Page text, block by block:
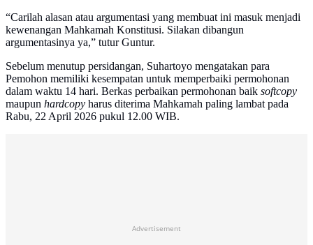
“Carilah alasan atau argumentasi yang membuat ini masuk menjadi
kewenangan Mahkamah Konstitusi. Silakan dibangun
argumentasinya ya,” tutur Guntur.
Sebelum menutup persidangan, Suhartoyo mengatakan para
Pemohon memiliki kesempatan untuk memperbaiki permohonan
dalam waktu 14 hari. Berkas perbaikan permohonan baik softcopy
maupun hardcopy harus diterima Mahkamah paling lambat pada
Rabu, 22 April 2026 pukul 12.00 WIB.
Advertisement